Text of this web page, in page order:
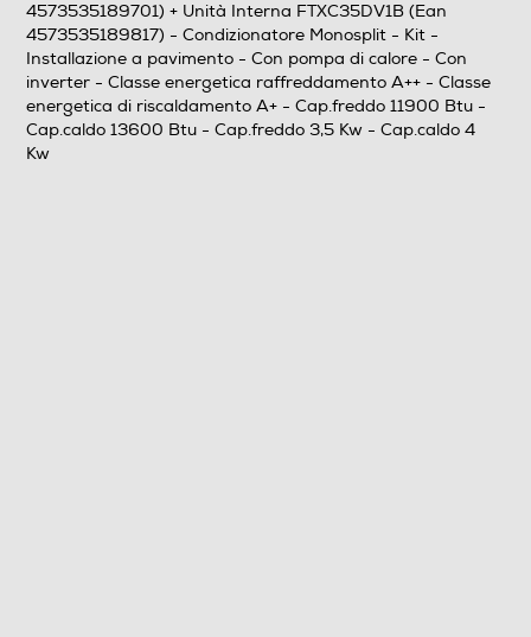
11900
Raffreddamento min-Btu/h
4400
4573535189701) + Unità Interna FTXC35DV1B (Ean
4573535189817) - Condizionatore Monosplit - Kit -
Installazione a pavimento - Con pompa di calore - Con
inverter - Classe energetica raffreddamento A++ - Classe
energetica di riscaldamento A+ - Cap.freddo 11900 Btu -
Cap.caldo 13600 Btu - Cap.freddo 3,5 Kw - Cap.caldo 4
Kw